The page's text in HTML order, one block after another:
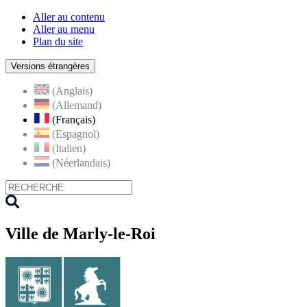
Aller au contenu
Aller au menu
Plan du site
Versions étrangères
(Anglais)
(Allemand)
(Français)
(Espagnol)
(Italien)
(Néerlandais)
Ville de Marly-le-Roi